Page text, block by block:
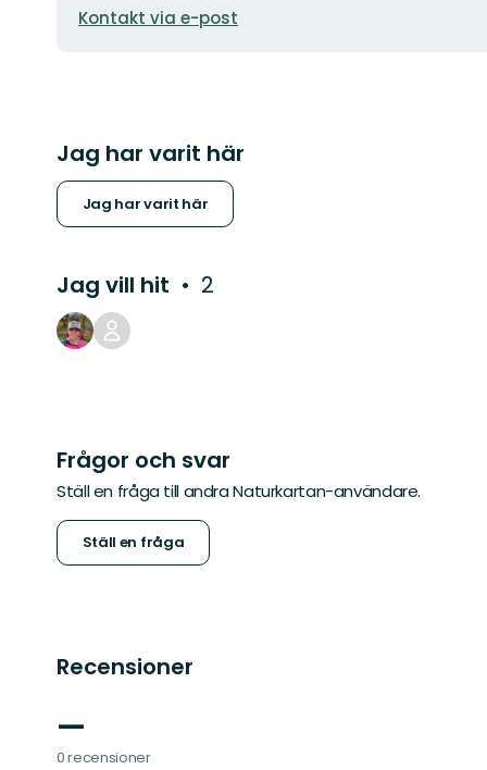
E-
Kontakt via e-post
Jag har varit här
Jag har varit här
Jag vill hit 2
Frågor och svar
Ställ en fråga till andra Naturkartan-användare.
Ställ en fråga
Recensioner
—
0 recensioner